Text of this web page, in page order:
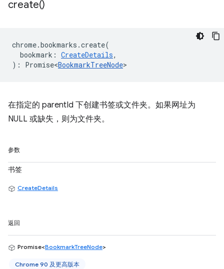
create()
chrome.bookmarks .create(
bookmark : CreateDetails,
) : Promise<BookmarkTreeNode>
在指定的 parentId 下创建书签或文件夹。如果网址为
NULL 或缺失，则为文件夹。
参数
书签
CreateDetails
返回
Promise<BookmarkTreeNode>
Chrome 90 及更高版本